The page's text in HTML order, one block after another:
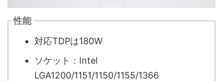
性能
対応TDPは180W
ソケット：Intel
LGA1200/1151/1150/1155/1366